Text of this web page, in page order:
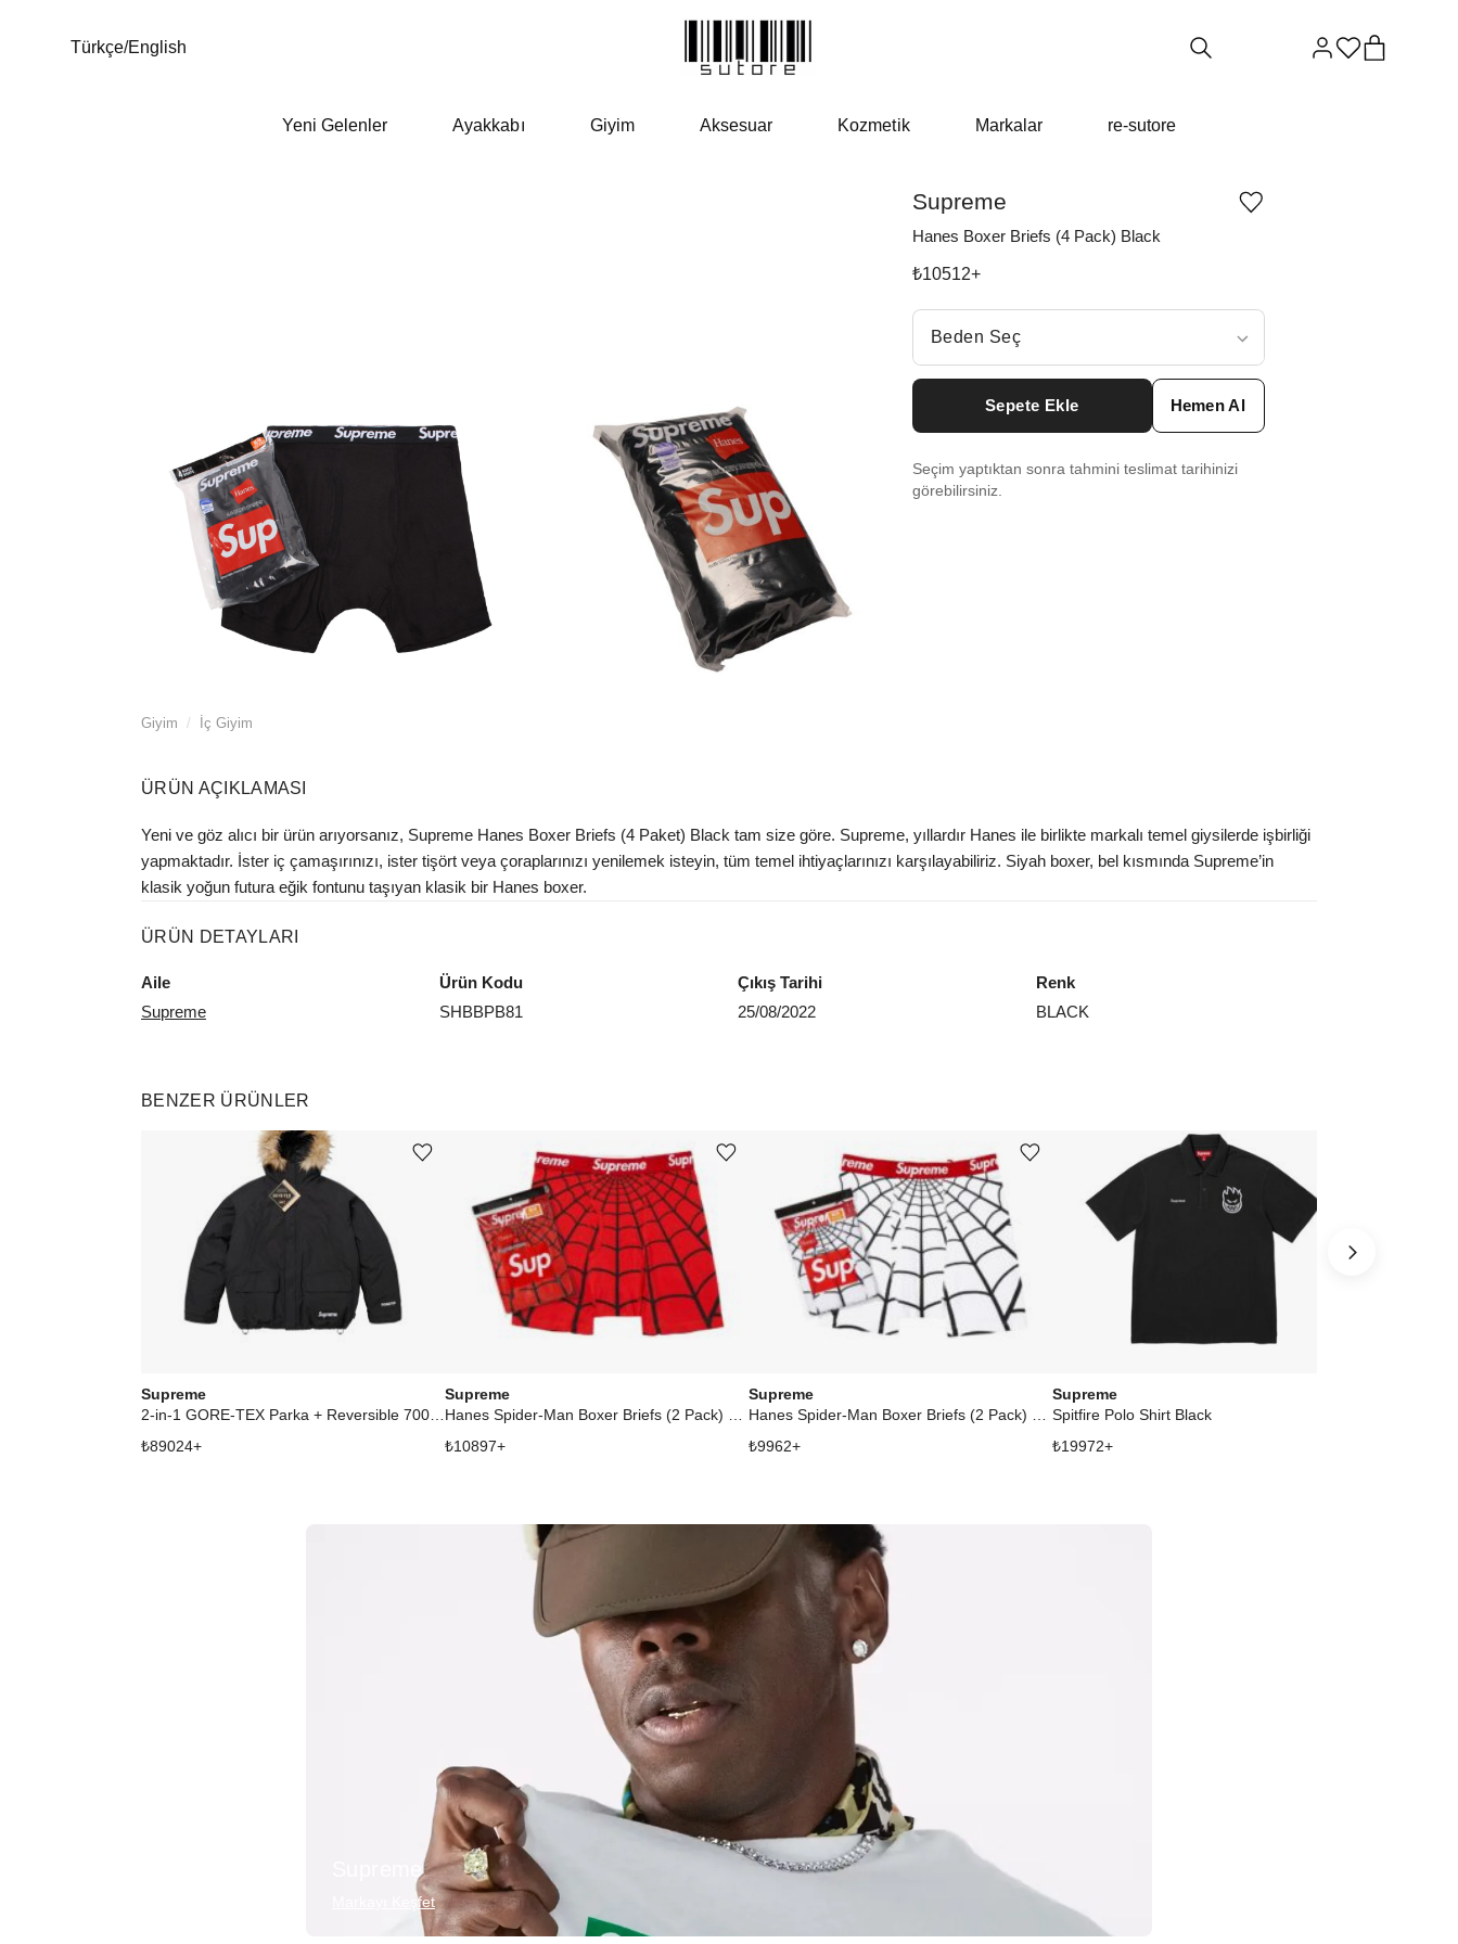
Türkçe/English
Yeni Gelenler Ayakkabı Giyim Aksesuar Kozmetik Markalar re-sutore
Giyim / İç Giyim
Supreme
Hanes Boxer Briefs (4 Pack) Black
Ürünü
çıkar
₺10512+
Beden Seç
Beden Seç
Size M ₺10512
Size L ₺10512
Sepete Ekle Hemen Al
Seçim yaptıktan sonra tahmini teslimat tarihinizi
görebilirsiniz.
ÜRÜN AÇIKLAMASI
Yeni ve göz alıcı bir ürün arıyorsanız, Supreme Hanes Boxer Briefs (4 Paket) Black tam size göre. Supreme, yıllardır Hanes ile birlikte markalı temel giysilerde işbirliği
yapmaktadır. İster iç çamaşırınızı, ister tişört veya çoraplarınızı yenilemek isteyin, tüm temel ihtiyaçlarınızı karşılayabiliriz. Siyah boxer, bel kısmında Supreme’in
klasik yoğun futura eğik fontunu taşıyan klasik bir Hanes boxer.
ÜRÜN DETAYLARI
Aile
Supreme
Ürün Kodu
SHBBPB81
Çıkış Tarihi
25/08/2022
Renk
BLACK
BENZER ÜRÜNLER
Supreme
₺89024+
Ürünü istek listesine ekle veya listeden çıkar
Supreme
₺10897+
Ürünü istek listesine ekle veya listeden çıkar
Supreme
₺9962+
Ürünü istek listesine ekle veya listeden çıkar
Supreme
Spitfire Polo Shirt Black
₺19972+
Supreme
Markayı Keşfet